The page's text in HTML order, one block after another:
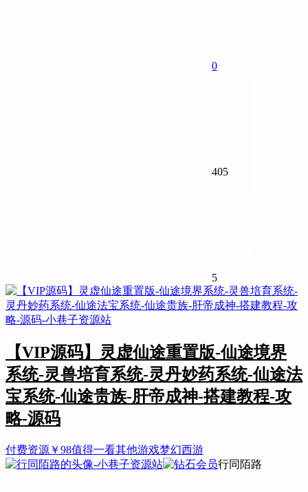
0
405
5
【VIP源码】灵虚仙途重置版-仙途境界
系统-灵兽培育系统-灵丹妙药系统-仙途法
宝系统-仙途贵族-肝帝成神-搭建教程-攻
略-源码
付费资源 ￥98值得一看其他游戏梦幻西游
行同陌路